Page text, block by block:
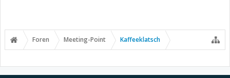
Foren Meeting-Point Kaffeeklatsch